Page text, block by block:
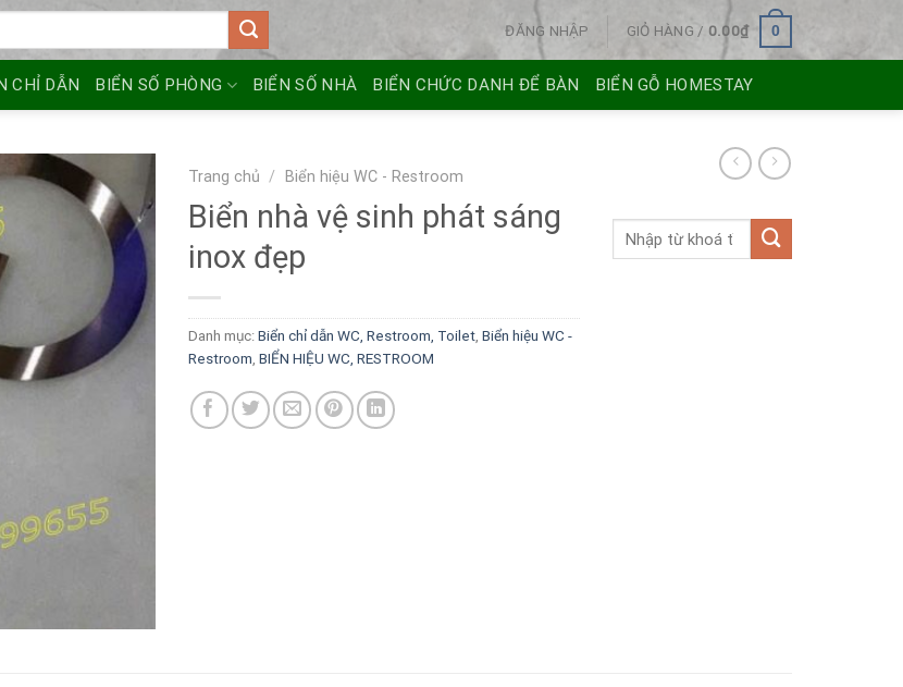
ĐĂNG NHẬP GIỎ HÀNG / 0.00₫ 0
CHỈ DẪN BIỂN SỐ PHÒNG BIỂN SỐ NHÀ BIỂN CHỨC DANH ĐỂ BÀN BIỂN GỖ HOMESTAY
Trang chủ / Biển hiệu WC - Restroom
Biển nhà vệ sinh phát sáng
inox đẹp
Danh mục:Biển chỉ dẫn WC, Restroom, Toilet Biển hiệu WC -
Restroom BIỂN HIỆU WC, RESTROOM